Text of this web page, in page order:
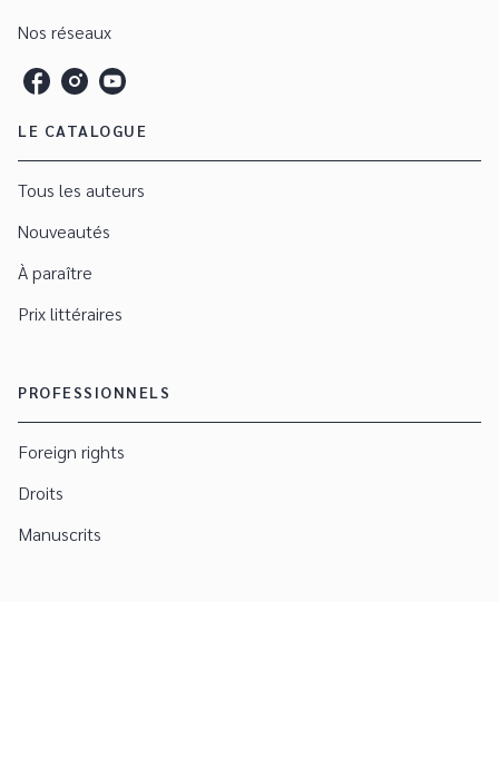
Nos réseaux
LE CATALOGUE
Tous les auteurs
Nouveautés
À paraître
Prix littéraires
PROFESSIONNELS
Foreign rights
Droits
Manuscrits